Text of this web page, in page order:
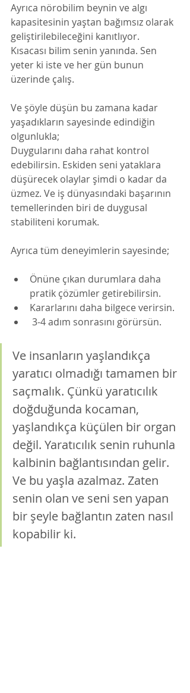
Ayrıca nörobilim beynin ve algı
kapasitesinin yaştan bağımsız olarak
geliştirilebileceğini kanıtlıyor.
Kısacası bilim senin yanında. Sen
yeter ki iste ve her gün bunun
üzerinde çalış.
Ve şöyle düşün bu zamana kadar
yaşadıkların sayesinde edindiğin
olgunlukla;
Duygularını daha rahat kontrol
edebilirsin. Eskiden seni yataklara
düşürecek olaylar şimdi o kadar da
üzmez. Ve iş dünyasındaki başarının
temellerinden biri de duygusal
stabiliteni korumak.
Ayrıca tüm deneyimlerin sayesinde;
Önüne çıkan durumlara daha
pratik çözümler getirebilirsin.
Kararlarını daha bilgece verirsin.
3-4 adım sonrasını görürsün.
Ve insanların yaşlandıkça
yaratıcı olmadığı tamamen bir
saçmalık. Çünkü yaratıcılık
doğduğunda kocaman,
yaşlandıkça küçülen bir organ
değil. Yaratıcılık senin ruhunla
kalbinin bağlantısından gelir.
Ve bu yaşla azalmaz. Zaten
senin olan ve seni sen yapan
bir şeyle bağlantın zaten nasıl
kopabilir ki.